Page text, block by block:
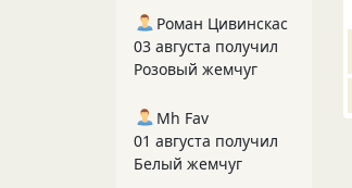
Роман Цивинскас
03 августа получил
Розовый жемчуг
Mh Fav
01 августа получил
Белый жемчуг